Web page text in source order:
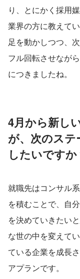
り、とにかく採用
業界の方に教えて
足を動かしつつ、
フル回転させなが
につきましたね。
4月から新し
が、次のス
したいですか
就職先はコンサル
を積むことで、自
を決めていきたい
な世の中を変えて
ている企業を成長
アプランです。